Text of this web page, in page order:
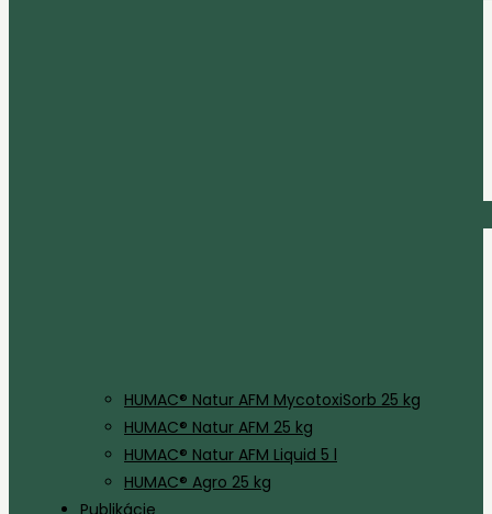
HUMAC® Natur AFM MycotoxiSorb 25 kg
HUMAC® Natur AFM 25 kg
HUMAC® Natur AFM Liquid 5 l
HUMAC® Agro 25 kg
Publikácie